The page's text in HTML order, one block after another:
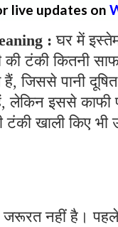
live updates on
: घर में
की टंकी कितनी
हैं, जिससे पानी
इससे काफी
खाली किए
जरूरत नहीं है।